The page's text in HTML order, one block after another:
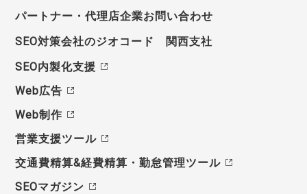
パートナー・代理店企業お問い合わせ
SEO対策会社のジオコード 関西支社
SEO内製化支援
Web広告
Web制作
営業支援ツール
交通費精算&経費精算・勤怠管理ツール
SEOマガジン